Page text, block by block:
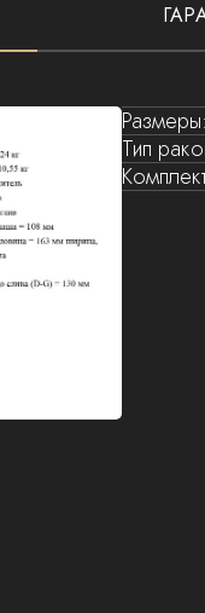
Размеры:
Тип